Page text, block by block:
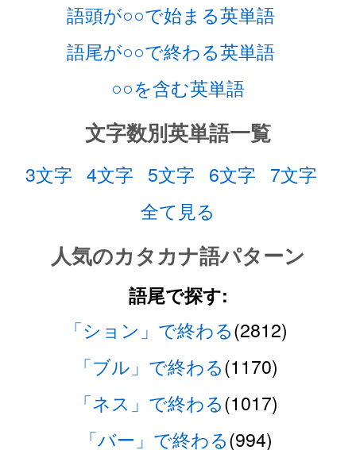
語頭が○○で始まる英単語
語尾が○○で終わる英単語
○○を含む英単語
文字数別英単語一覧
3文字 4文字 5文字 6文字 7文字
全て見る
人気のカタカナ語パターン
語尾で探す:
「ション」で終わる(2812)
「ブル」で終わる(1170)
「ネス」で終わる(1017)
「バー」で終わる(994)